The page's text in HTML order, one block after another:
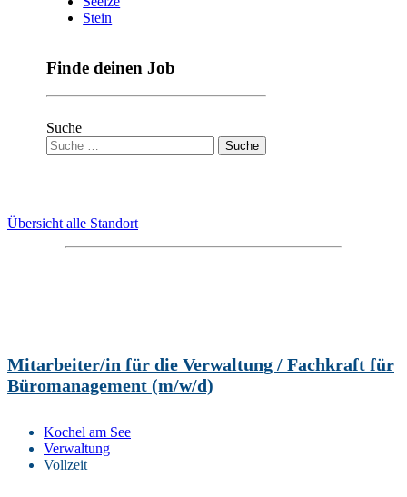
Stein
Finde deinen Job
Suche
Übersicht alle Standort
Mitarbeiter/in für die Verwaltung / Fachkraft für
Büromanagement (m/w/d)
Kochel am See
Verwaltung
Vollzeit